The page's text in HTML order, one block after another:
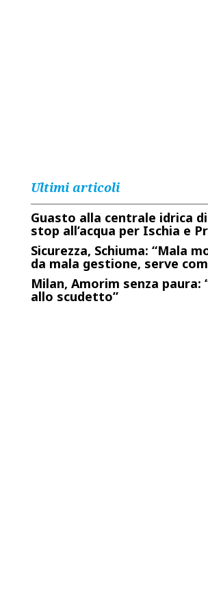
Ultimi articoli
Guasto alla centrale idrica
stop all’acqua per Ischia e
Sicurezza, Schiuma: “Mala
da mala gestione, serve
Milan, Amorim senza paura:
allo scudetto”